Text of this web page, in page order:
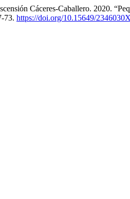
Cáceres-Caballero. 2020.
73. https://doi.org/10.15649/